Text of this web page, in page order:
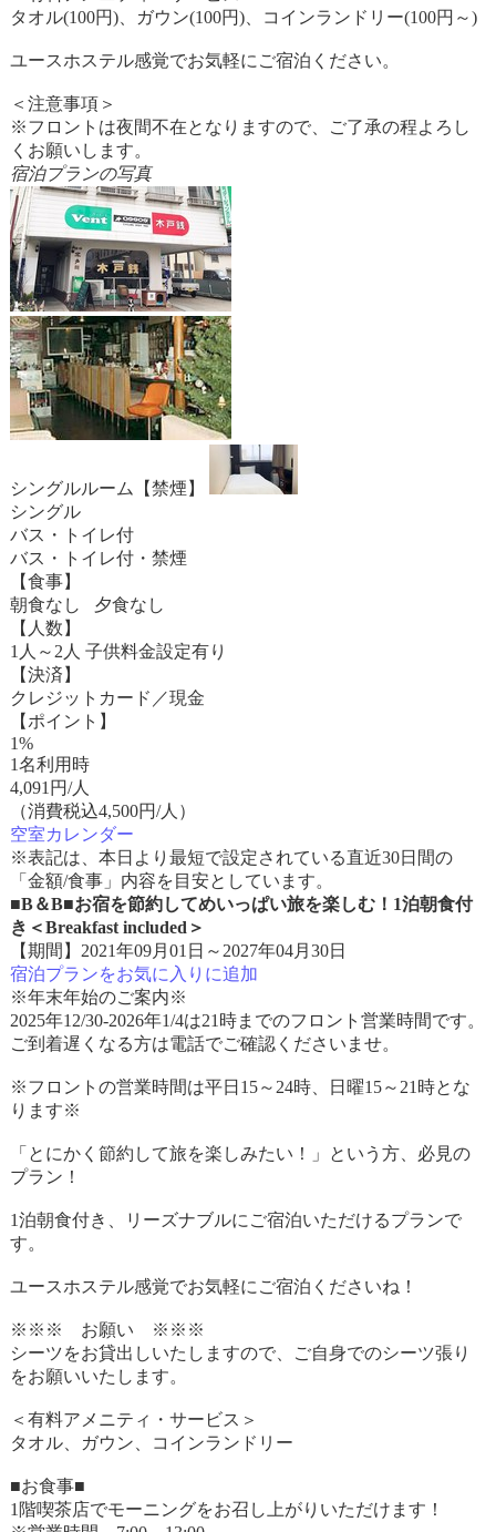
タオル(100円)、ガウン(100円)、コインランドリー(100円～)
ユースホステル感覚でお気軽にご宿泊ください。
＜注意事項＞
※フロントは夜間不在となりますので、ご了承の程よろし
くお願いします。
宿泊プランの写真
シングルルーム【禁煙】
シングル
バス・トイレ付
バス・トイレ付・禁煙
【食事】
朝食なし 夕食なし
【人数】
1人～2人 子供料金設定有り
【決済】
クレジットカード／現金
【ポイント】
1%
1名利用時
4,091 円/人
（消費税込4,500円/人）
空室カレンダー
※表記は、本日より最短で設定されている直近30日間の
「金額/食事」内容を目安としています。
■B＆B■お宿を節約してめいっぱい旅を楽しむ！1泊朝食付
き＜Breakfast included＞
【期間】2021年09月01日～2027年04月30日
宿泊プランをお気に入りに追加
※年末年始のご案内※
2025年12/30-2026年1/4は21時までのフロント営業時間です。
ご到着遅くなる方は電話でご確認くださいませ。
※フロントの営業時間は平日15～24時、日曜15～21時とな
ります※
「とにかく節約して旅を楽しみたい！」という方、必見の
プラン！
1泊朝食付き、リーズナブルにご宿泊いただけるプランで
す。
ユースホステル感覚でお気軽にご宿泊くださいね！
※※※ お願い ※※※
シーツをお貸出しいたしますので、ご自身でのシーツ張り
をお願いいたします。
＜有料アメニティ・サービス＞
タオル、ガウン、コインランドリー
■お食事■
1階喫茶店でモーニングをお召し上がりいただけます！